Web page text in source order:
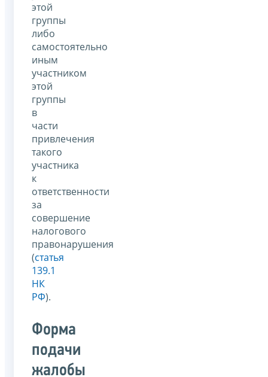
этой
группы
либо
самостоятельно
иным
участником
этой
группы
в
части
привлечения
такого
участника
к
ответственности
за
совершение
налогового
правонарушения
(статья
139.1
НК
РФ).
Форма
подачи
жалобы